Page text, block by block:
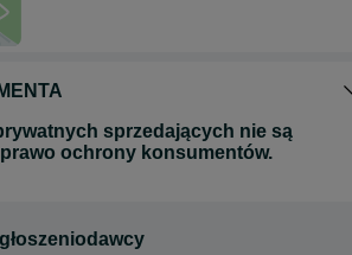
sprzedających nie są
ochrony konsumentów.